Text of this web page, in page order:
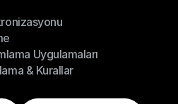
Uygulamaları
Uygulamaları
& Kurallar
& Kurallar